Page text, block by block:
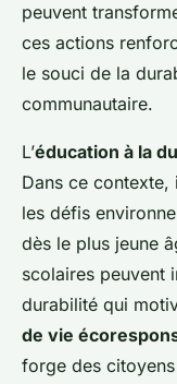
peuvent
ces actions
le souci de la
communautaire.
L’éducation à la
Dans ce contexte,
les défis
dès le plus jeune
scolaires peuvent
durabilité qui
de vie
forge des